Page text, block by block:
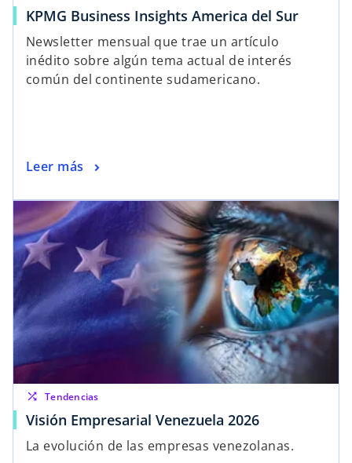
KPMG Business Insights America del Sur
Newsletter mensual que trae un artículo
inédito sobre algún tema actual de interés
común del continente sudamericano.
Leer más
shuffle Tendencias
Visión Empresarial Venezuela 2026
La evolución de las empresas venezolanas.